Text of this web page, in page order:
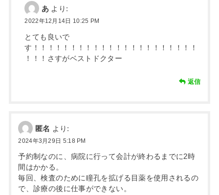
あ より:
2022年12月14日 10:25 PM
とても良いで
す！！！！！！！！！！！！！！！！！！！！！！
！！！さすがベストドクター
返信
匿名 より:
2024年3月29日 5:18 PM
予約制なのに、病院に行って会計が終わるまでに2時
間はかかる。
毎回、検査のために瞳孔を拡げる目薬を使用されるの
で、診療の後に仕事ができない。